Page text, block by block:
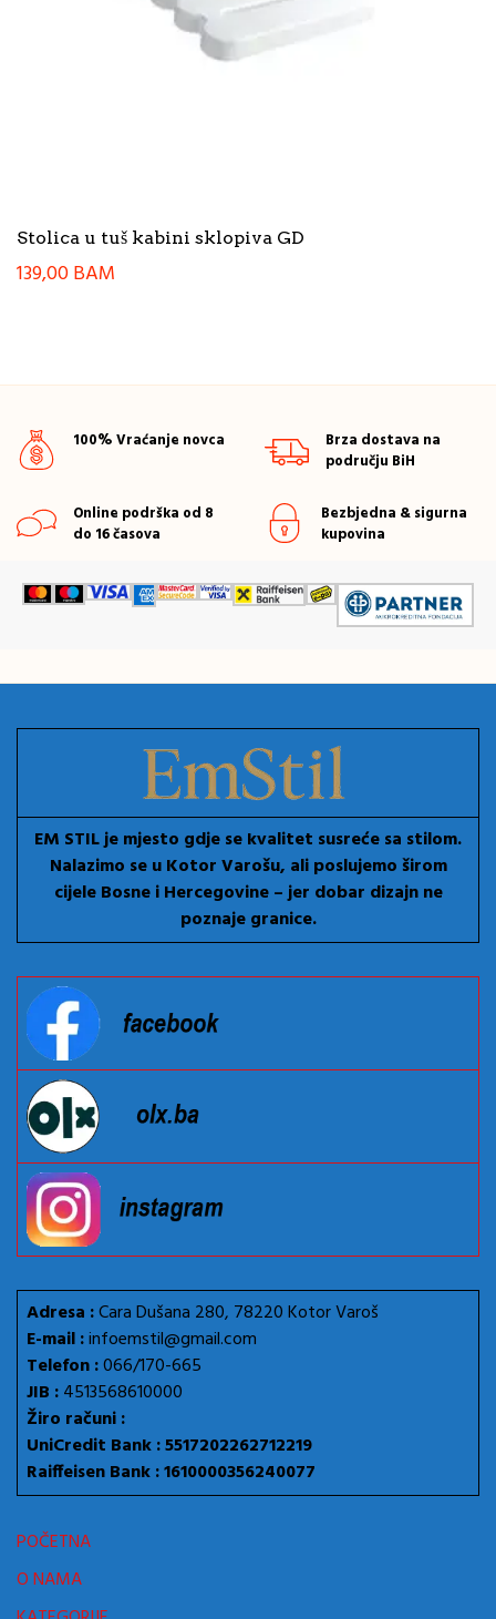
Stolica u tuš kabini sklopiva GD
139,00BAM
100% Vraćanje novca
Brza dostava na
području BiH
Online podrška od 8
do 16 časova
Bezbjedna & sigurna
kupovina
EM STIL je mjesto gdje se kvalitet susreće sa stilom.
Nalazimo se u Kotor Varošu, ali poslujemo širom
cijele Bosne i Hercegovine – jer dobar dizajn ne
poznaje granice.
Adresa :Cara Dušana 280, 78220 Kotor Varoš
E-mail :infoemstil@gmail.com
Telefon :066/170-665
JIB :4513568610000
Žiro računi :
UniCredit Bank : 5517202262712219
Raiffeisen Bank : 1610000356240077
POČETNA
O NAMA